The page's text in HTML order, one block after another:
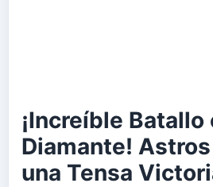
¡Increíble Batallo
Diamante!
una Tensa